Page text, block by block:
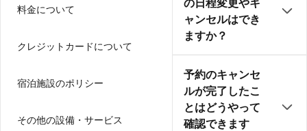
料金について
クレジットカードについて
宿泊施設のポリシー
その他の設備・サービス
の日程変更やキ
ャンセルはでき
ますか？
予約のキャンセ
ルが完了したこ
とはどうやって
確認できます